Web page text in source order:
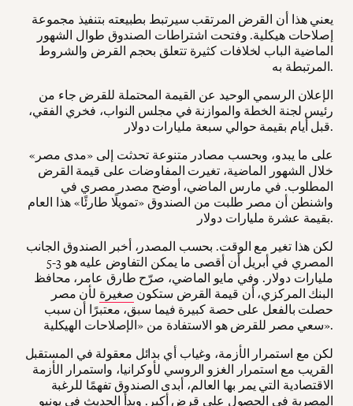
يعني هذا أن القرض المرتقب سيرتبط بطبيعته بتنفيذ مجموعة
إصلاحات هيكلية. وفتحت اشتراطات الصندوق طوال الشهور
الماضية الباب لخلافات كثيرة تتعلق بحجم القرض والشروط
المرتبطة به.
الإعلان الرسمي الوحيد عن القيمة المحتملة للقرض جاء من
رئيس لجنة الخطة والموازنة في مجلس النواب، فخري الفقي،
قبل أيام بقيمة حوالي سبعة مليارات دولار.
على ما يبدو، وبحسب مصادر متنوعة تحدثت إلى «مدى مصر»
خلال الشهور الماضية، تغيرت المفاوضات على قيمة القرض
المطلوب. في مارس الماضي، أوضح مصدر مصري في
واشنطن أن مصر طلبت من الصندوق «تمويلًا طارئًا» هذا العام
بقيمة عشرة مليارات دولار.
لكن هذا تغير مع الوقت. بحسب المصدر، أخبر الصندوق الجانب
المصري في أبريل أن أقصى ما يمكن التفاوض عليه هو 3-5
مليارات دولار. وفي مايو الماضي، صرّح طارق عامر، محافظ
البنك المركزي، أن قيمة القرض ستكون صغيرة لأن مصر
حصلت بالفعل على حصة كبيرة فيما سبق، معتبرًا أن سبب
سعي مصر للقرض هو الاستفادة من «الإصلاحات الهيكلية».
لكن مع استمرار الأزمة، وغياب أي بدائل معقولة في المستقبل
القريب مع استمرار الغزو الروسي لأوكرانيا، واستمرار الأزمة
الاقتصادية التي يمر بها العالم، أبدى الصندوق تفهمًا للرغبة
المصرية في الحصول على قرض أكبر. وبدأ الحديث في يونيو